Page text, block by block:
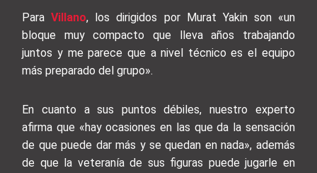
ParaVillano, los dirigidos por Murat Yakin son «un
bloque muy compacto que lleva años trabajando
juntos y me parece que a nivel técnico es el equipo
más preparado del grupo».
En cuanto a sus puntos débiles, nuestro experto
afirma que «hay ocasiones en las que da la sensación
de que puede dar más y se quedan en nada», además
de que la veteranía de sus figuras puede jugarle en